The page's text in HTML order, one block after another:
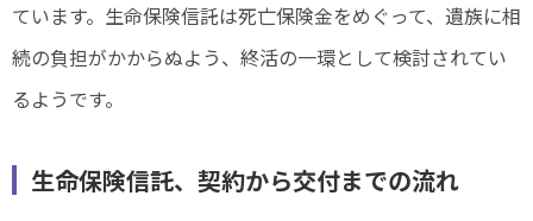
ています。生命保険信託は死亡保険金をめぐって、遺族に相
続の負担がかからぬよう、終活の一環として検討されてい
るようです。
生命保険信託、契約から交付までの流れ